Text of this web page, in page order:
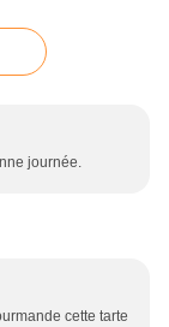
journée.
cette tarte